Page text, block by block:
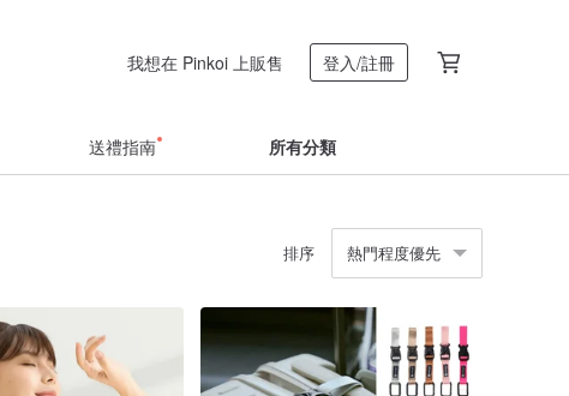
我想在 Pinkoi 上販售 登入/註冊
送禮指南 所有分類
排序 熱門程度優先